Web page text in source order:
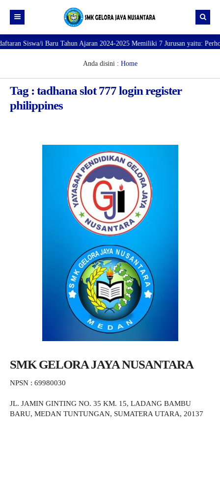
Beranda
PROFILE SEKOLAH
VISI dan MISI
Direktori
DATA SISWA
JURUSAN
Siswa/i Baru Tahun Ajaran 2024-2025 Memiliki 7 Jurusan yaitu:
Anda disini : Home
Tag : tadhana slot 777 login register
philippines
SMK GELORA JAYA NUSANTARA
NPSN : 69980030
JL. JAMIN GINTING NO. 35 KM. 15, LADANG BAMBU
BARU, MEDAN TUNTUNGAN, SUMATERA UTARA, 20137